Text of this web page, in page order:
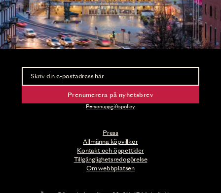
Press
Allmänna köpvillkor
Kontakt och öppettider
Tillgänglighetsredogörelse
Om webbplatsen
Nyhetsbrev
Ta del av förhandsinformation och biljettsläpp.
Prenumerera på nyhetsbrev
Personuppgiftspolicy